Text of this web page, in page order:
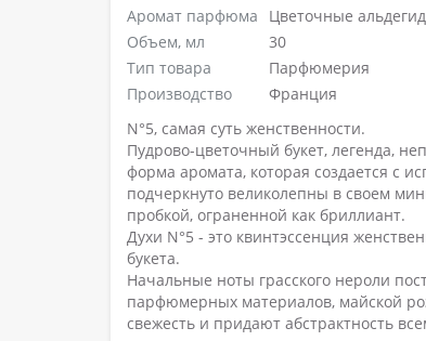
Аромат парфюма
Цветочные
Объем, мл
30
Тип товара
Парфюмерия
Производство
Франция
N°5, самая суть женственности.
Пудрово-цветочный букет, легенда,
форма аромата, которая создается с
подчеркнуто великолепны в своем
пробкой, ограненной как бриллиант.
Духи N°5 - это квинтэссенция
букета.
Начальные ноты грасского нероли
парфюмерных материалов, майской
свежесть и придают абстрактность